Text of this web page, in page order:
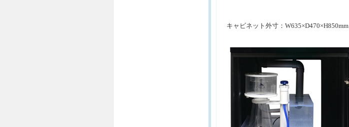
キャビネット外寸：W635×D470×H850mm